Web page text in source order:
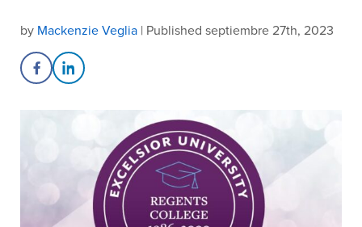
by Mackenzie Veglia | Published septiembre 27th, 2023
Share on Facebook
Share on LinkedIn